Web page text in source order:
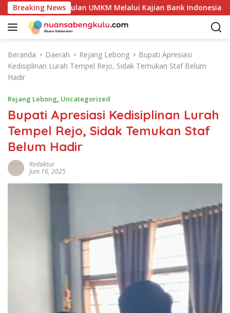
a
Breaking News
Unggulan UMKM Melalui Kajian Bank Indonesia
Beranda Daerah Rejang Lebong
Bupati Apresiasi
Kedisiplinan Lurah Tempel Rejo, Sidak Temukan Staf Belum
Hadir
Rejang Lebong, Uncategorized
Bupati Apresiasi Kedisiplinan Lurah
Tempel Rejo, Sidak Temukan Staf
Belum Hadir
Redaktur
Juni 16, 2025